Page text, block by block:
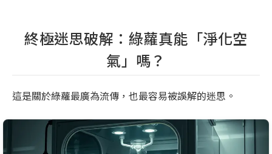
終極迷思破解：綠蘿真能「淨化空
氣」嗎？
這是關於綠蘿最廣為流傳，也最容易被誤解的迷思。